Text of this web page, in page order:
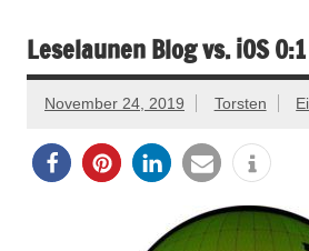
Leselaunen Blog vs. iOS 0:1
November 24, 2019 Torsten